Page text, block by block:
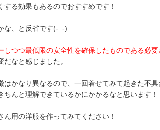
る効果もあるのでおすすめです！
な、と反省です(-_-)
しつつ最低限の安全性を確保したものである必要
なと感じました。
はかなり異なるので、一回着せてみて起きた不具
んと理解できているかにかかるなと思います！
用の洋服を作ってみてください！